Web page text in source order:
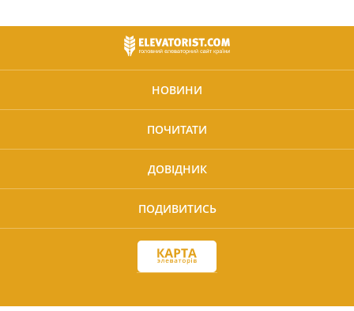
НОВИНИ
ПОЧИТАТИ
ДОВІДНИК
ПОДИВИТИСЬ